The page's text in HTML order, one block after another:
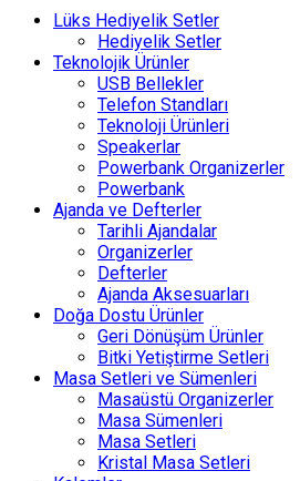
Lüks Hediyelik Setler
Hediyelik Setler
Teknolojik Ürünler
USB Bellekler
Telefon Standları
Teknoloji Ürünleri
Speakerlar
Powerbank Organizerler
Powerbank
Ajanda ve Defterler
Tarihli Ajandalar
Organizerler
Defterler
Ajanda Aksesuarları
Doğa Dostu Ürünler
Geri Dönüşüm Ürünler
Bitki Yetiştirme Setleri
Masa Setleri ve Sümenleri
Masaüstü Organizerler
Masa Sümenleri
Masa Setleri
Kristal Masa Setleri